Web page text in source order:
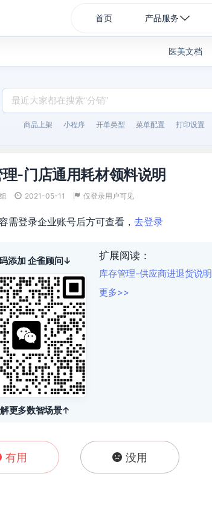
首页 产品服务
医美文档
商品上架 小程序 开单类型 菜单配置 打印设置
-门店通用耗材领料说明
2021-05-11 仅登录用户可见
需登录企业账号后方可查看， 去登录
添加 企雀顾问↓
更多数智场景↑
扩展阅读：
库存管理-供应商进退货说明
更多>>
有用 没用